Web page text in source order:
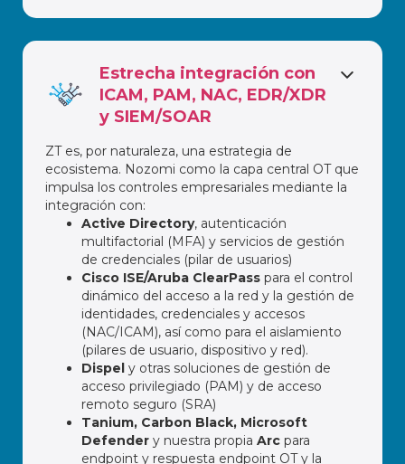
Estrecha integración con
ICAM, PAM, NAC, EDR/XDR
y SIEM/SOAR
ZT es, por naturaleza, una estrategia de
ecosistema. Nozomi como la capa central OT que
impulsa los controles empresariales mediante la
integración con:
Active Directory, autenticación
multifactorial (MFA) y servicios de gestión
de credenciales (pilar de usuarios)
Cisco ISE/Aruba ClearPass para el control
dinámico del acceso a la red y la gestión de
identidades, credenciales y accesos
(NAC/ICAM), así como para el aislamiento
(pilares de usuario, dispositivo y red).
Dispel y otras soluciones de gestión de
acceso privilegiado (PAM) y de acceso
remoto seguro (SRA)
Tanium, Carbon Black, Microsoft
Defender y nuestra propia Arc para
endpoint y respuesta endpoint OT y la